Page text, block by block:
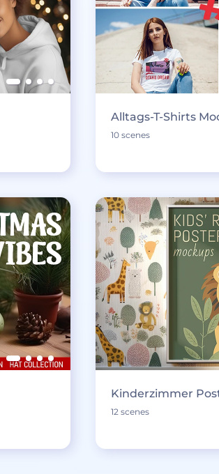
Alltags-T-Shirts
10 scenes
Kinderzimmer
12 scenes